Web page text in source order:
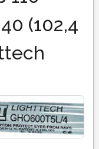
(102,4